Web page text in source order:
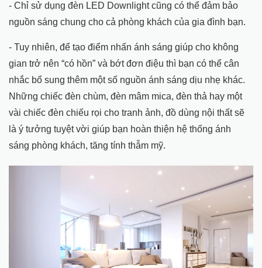
- Chỉ sử dụng đèn LED Downlight cũng có thể đảm bảo
nguồn sáng chung cho cả phòng khách của gia đình bạn.
- Tuy nhiên, để tạo điểm nhấn ánh sáng giúp cho không
gian trở nên “có hồn” và bớt đơn điệu thì bạn có thể cân
nhắc bổ sung thêm một số nguồn ánh sáng dịu nhẹ khác.
Những chiếc đèn chùm, đèn mâm mica, đèn thả hay một
vài chiếc đèn chiếu rọi cho tranh ảnh, đồ dùng nội thất sẽ
là ý tưởng tuyệt vời giúp bạn hoàn thiện hệ thống ánh
sáng phòng khách, tăng tính thẫm mỹ.